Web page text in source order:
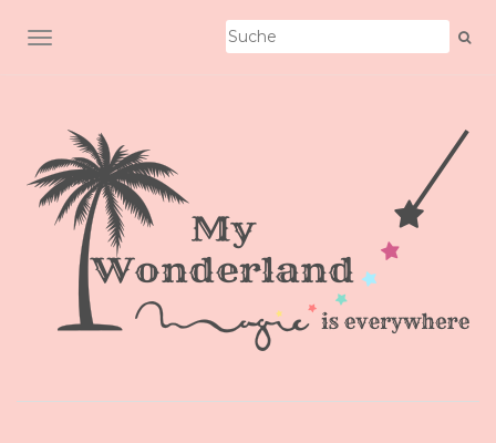
SCHALTE NAVIGATION